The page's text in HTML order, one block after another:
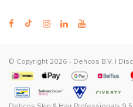
© Copyright 2026 - Dehcos B.V.